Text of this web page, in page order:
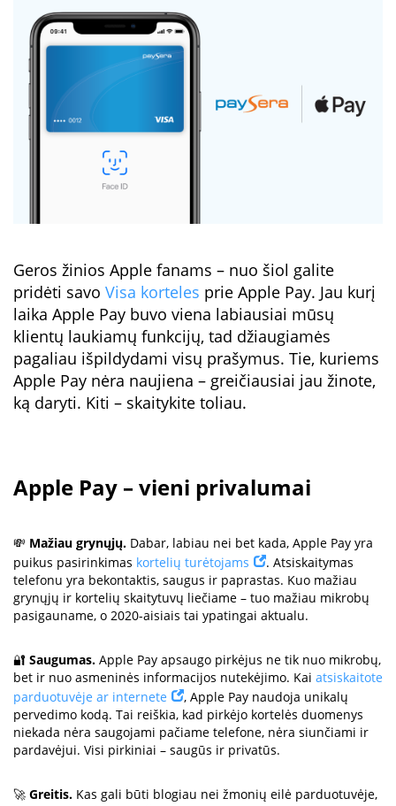
Geros žinios Apple fanams – nuo šiol galite
pridėti savo Visa korteles prie Apple Pay. Jau kurį
laika Apple Pay buvo viena labiausiai mūsų
klientų laukiamų funkcijų, tad džiaugiamės
pagaliau išpildydami visų prašymus. Tie, kuriems
Apple Pay nėra naujiena – greičiausiai jau žinote,
ką daryti. Kiti – skaitykite toliau.
Apple Pay – vieni privalumai
💸 Mažiau grynųjų. Dabar, labiau nei bet kada, Apple Pay yra
puikus pasirinkimas kortelių turėtojams
. Atsiskaitymas
telefonu yra bekontaktis, saugus ir paprastas. Kuo mažiau
grynųjų ir kortelių skaitytuvų liečiame – tuo mažiau mikrobų
pasigauname, o 2020-aisiais tai ypatingai aktualu.
🔐 Saugumas. Apple Pay apsaugo pirkėjus ne tik nuo mikrobų,
bet ir nuo asmeninės informacijos nutekėjimo. Kai atsiskaitote
parduotuvėje ar internete
, Apple Pay naudoja unikalų
pervedimo kodą. Tai reiškia, kad pirkėjo kortelės duomenys
niekada nėra saugojami pačiame telefone, nėra siunčiami ir
pardavėjui. Visi pirkiniai – saugūs ir privatūs.
🚀 Greitis. Kas gali būti blogiau nei žmonių eilė parduotuvėje,